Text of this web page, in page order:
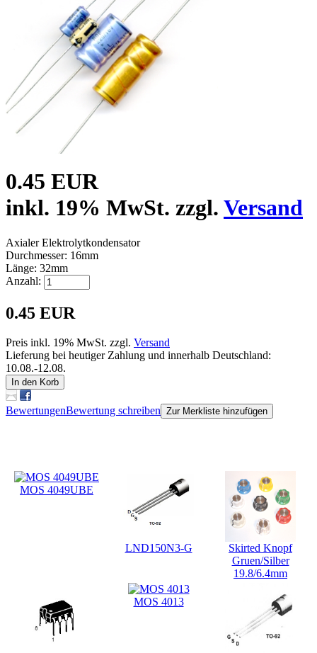
0.45 EUR
inkl. 19% MwSt. zzgl. Versand
Axialer Elektrolytkondensator
Durchmesser: 16mm
Länge: 32mm
Anzahl:
0.45 EUR
Preis inkl. 19% MwSt. zzgl. Versand
Lieferung bei heutiger Zahlung und innerhalb Deutschland:
10.08.-12.08.
In den Korb
BewertungenBewertung schreiben Zur Merkliste hinzufügen
MOS 4049UBE
LND150N3-G
Skirted Knopf
Gruen/Silber
19.8/6.4mm
MOS 4013